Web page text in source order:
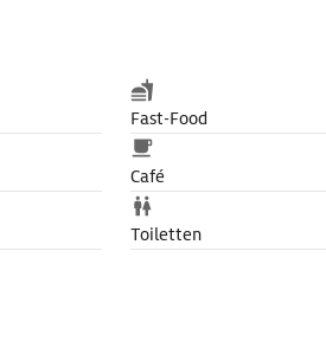
Fast-Food
Café
Toiletten